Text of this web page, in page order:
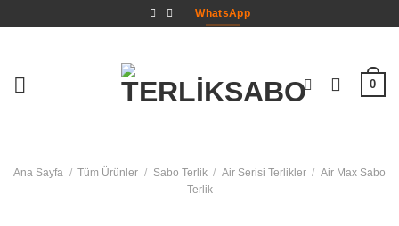
WhatsApp
0
Ana Sayfa / Tüm Ürünler / Sabo Terlik / Air Serisi Terlikler / Air Max Sabo
Terlik